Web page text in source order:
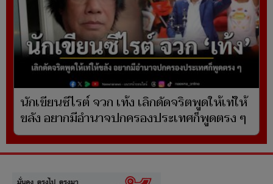
นักเขียนซีไรต์ จวก เท้ง เลิกดัดจริตพูดให้เท่ให้
ขลัง อยากมีอำนาจปกครองประเทศก็พูดตรง ๆ